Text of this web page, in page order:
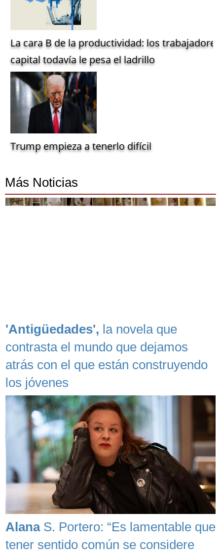
La cara B de la productividad: los
capital todavía le pesa el ladrillo
Trump empieza a tenerlo difícil
Más Noticias
'Antigüedades', la novela que
contrasta el mundo que dejamos
atrás con el que están construyendo
los jóvenes
AlanaS. Portero: “Es lamentable que
tener sentido común se considere